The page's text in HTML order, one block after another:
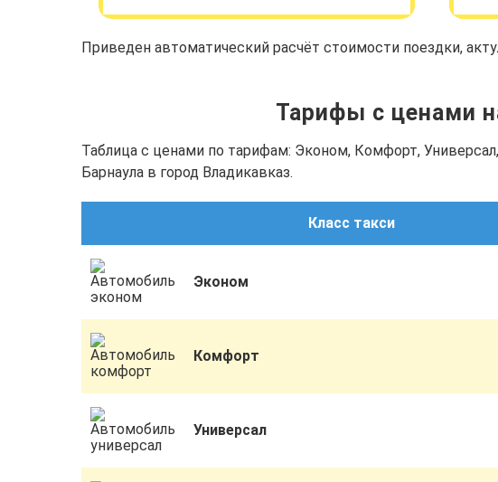
Приведен автоматический расчёт стоимости поездки,
Тарифы с ценами
Таблица с ценами по тарифам: Эконом, Комфорт,
Барнаула в город Владикавказ.
Класс такси
Эконом
Комфорт
Универсал